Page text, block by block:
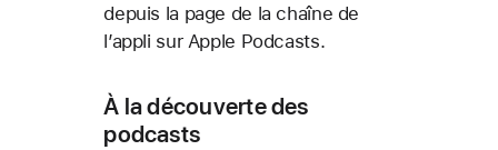
depuis la page de la chaîne de
l’appli sur Apple Podcasts.
À la découverte des
podcasts